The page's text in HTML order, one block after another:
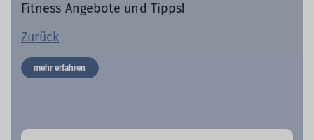
Fitness Angebote und Tipps!
Zurück
mehr erfahren